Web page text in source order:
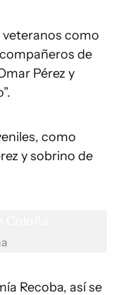
veteranos como
de
Pérez y
como
y sobrino de
Recoba, así se